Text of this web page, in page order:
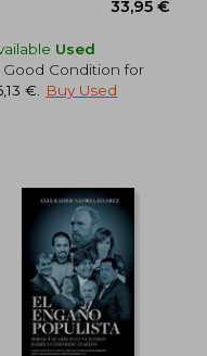
Used
Good Condition for
€
Buy Used